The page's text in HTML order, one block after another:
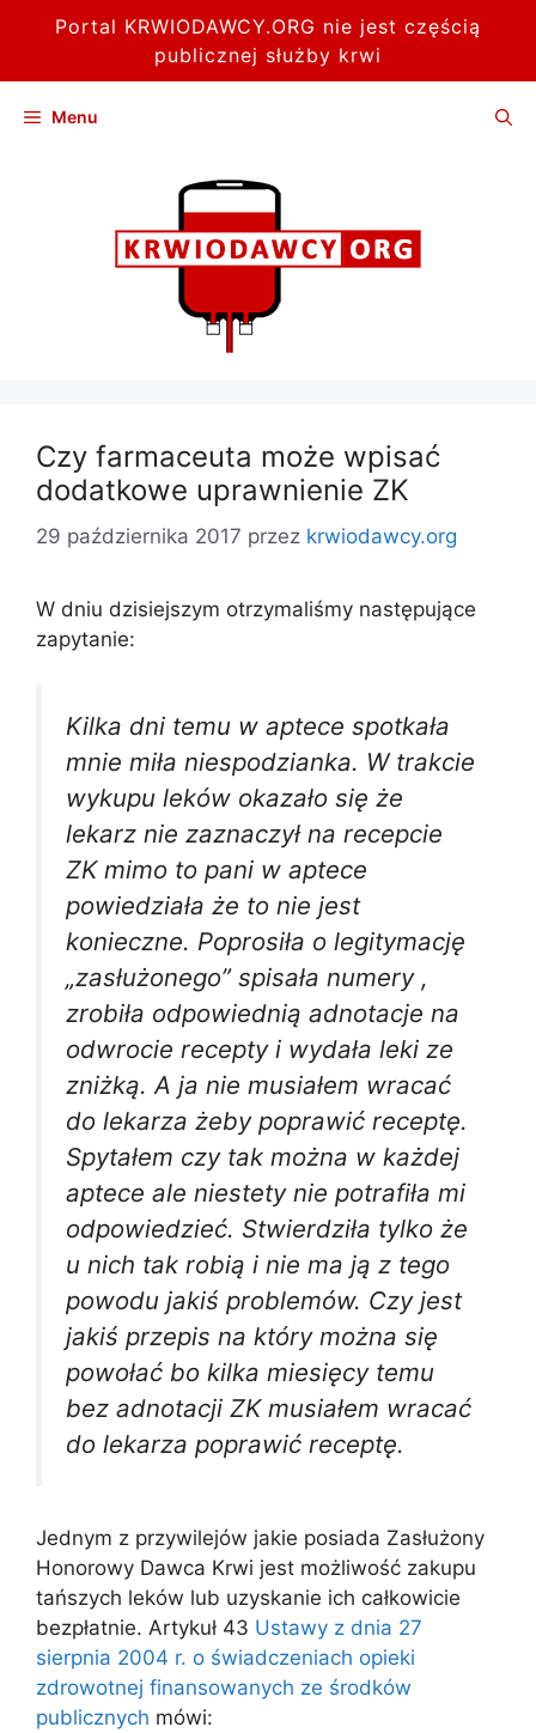
Portal KRWIODAWCY.ORG nie jest częścią
publicznej służby krwi
Menu
Czy farmaceuta może wpisać
dodatkowe uprawnienie ZK
29 października 2017 przez krwiodawcy.org
W dniu dzisiejszym otrzymaliśmy następujące
zapytanie:
Kilka dni temu w aptece spotkała
mnie miła niespodzianka. W trakcie
wykupu leków okazało się że
lekarz nie zaznaczył na recepcie
ZK mimo to pani w aptece
powiedziała że to nie jest
konieczne. Poprosiła o legitymację
„zasłużonego” spisała numery ,
zrobiła odpowiednią adnotacje na
odwrocie recepty i wydała leki ze
zniżką. A ja nie musiałem wracać
do lekarza żeby poprawić receptę.
Spytałem czy tak można w każdej
aptece ale niestety nie potrafiła mi
odpowiedzieć. Stwierdziła tylko że
u nich tak robią i nie ma ją z tego
powodu jakiś problemów. Czy jest
jakiś przepis na który można się
powołać bo kilka miesięcy temu
bez adnotacji ZK musiałem wracać
do lekarza poprawić receptę.
Jednym z przywilejów jakie posiada Zasłużony
Honorowy Dawca Krwi jest możliwość zakupu
tańszych leków lub uzyskanie ich całkowicie
bezpłatnie. Artykuł 43 Ustawy z dnia 27
sierpnia 2004 r. o świadczeniach opieki
zdrowotnej finansowanych ze środków
publicznych mówi: